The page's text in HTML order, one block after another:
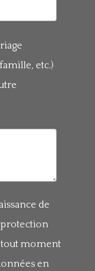
etc.)
de
tout moment
en